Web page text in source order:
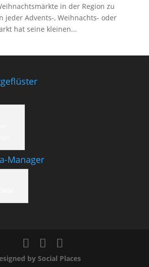
in der Region zu
jeder Advents-, Weihnachts- oder
hat seine kleinen...
Manager
by Social Places